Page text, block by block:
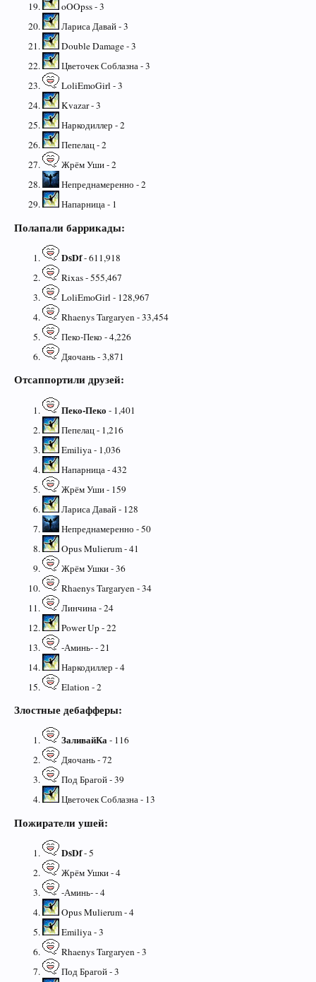
oOOpss - 3
Лариса Давай - 3
Double Damage - 3
Цветочек Соблазна - 3
LoliEmoGirl - 3
Kvazar - 3
Наркодиллер - 2
Пепелац - 2
Жрём Уши - 2
Непреднамеренно - 2
Напарница - 1
Полапали баррикады:
DsDf- 611,918
Rixas - 555,467
LoliEmoGirl - 128,967
Rhaenys Targaryen - 33,454
Пеко-Пеко - 4,226
Дяочань - 3,871
Отсаппортили друзей:
Пеко-Пеко - 1,401
Пепелац - 1,216
Emiliya - 1,036
Напарница - 432
Жрём Уши - 159
Лариса Давай - 128
Непреднамеренно - 50
Opus Mulierum - 41
Жрём Ушки - 36
Rhaenys Targaryen - 34
Линчина - 24
Power Up - 22
-Аминь- - 21
Наркодиллер - 4
Elation - 2
Злостные дебафферы:
ЗаливайКа- 116
Дяочань - 72
Под Брагой - 39
Цветочек Соблазна - 13
Пожиратели ушей:
DsDf- 5
Жрём Ушки - 4
-Аминь- - 4
Opus Mulierum - 4
Emiliya - 3
Rhaenys Targaryen - 3
Под Брагой - 3